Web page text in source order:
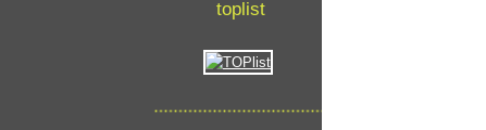
toplist